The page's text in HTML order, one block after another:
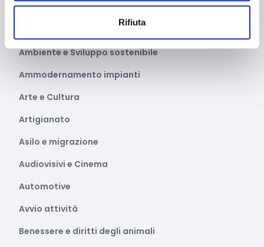
Rifiuta
Alimentazione e nutrizione
Ambiente e Sviluppo sostenibile
Ammodernamento impianti
Arte e Cultura
Artigianato
Asilo e migrazione
Audiovisivi e Cinema
Automotive
Avvio attività
Benessere e diritti degli animali